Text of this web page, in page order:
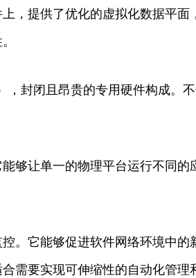
，提供了优化的虚拟化数据平
封闭且昂贵的专用硬件构成。
够让单一的物理平台运行不同
。它能够促进软件网络环境中
需要实现可伸缩性的自动化管理